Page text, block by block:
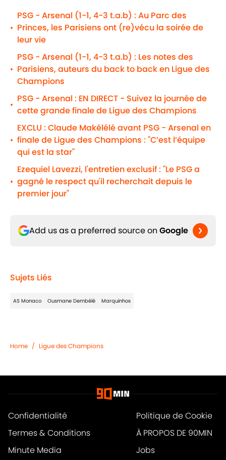
•
PSG - Arsenal (1-1, 4-3 t.a.b) : Au Parc des
Princes, les Parisiens ont (re)vécu la soirée de
leur vie
•
PSG - Arsenal (1-1, 4-3 t.a.b) : Les notes des
Parisiens, auteurs du back to back en Ligue des
Champions
•
PSG - Arsenal : EN DIRECT - Suivez la journée de
cette grande finale de Ligue des Champions
•
EXCLU : Claude Makélélé avant PSG - Arsenal en
finale de Ligue des Champions : "C’est l’équipe
qui est la star"
•
Ezequiel Lavezzi, l'entretien exclusif : "Le PSG a
gagné le respect qu'il recherchait depuis le
premier jour"
Add us as a preferred source on Google
Sujets Liés
AS Monaco Ousmane Dembélé Marquinhos
Home / Ligue des Champions
Confidentialité
Politique de Cookie
Termes & Conditions
À PROPOS DE 90MIN
Minute Media
Jobs